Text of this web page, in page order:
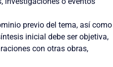
previo del tema, así como
inicial debe ser objetiva,
con otras obras,